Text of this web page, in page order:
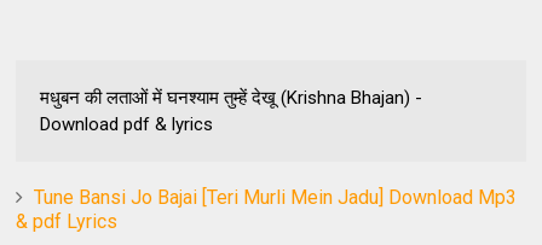
मधुबन की लताओं में घनश्याम तुम्हें देखू (Krishna Bhajan) -
Download pdf & lyrics
Tune Bansi Jo Bajai [Teri Murli Mein Jadu] Download Mp3
& pdf Lyrics